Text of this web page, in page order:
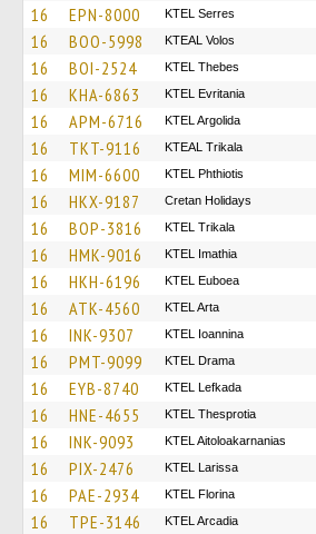
16 EPN-8000 KTEL Serres
16 BOO-5998 KTEAL Volos
16 BOI-2524 KTEL Thebes
16 KHA-6863 ΚΤΕL Evritania
16 APM-6716 KTEL Argolida
16 TKT-9116 KTEAL Trikala
16 MIM-6600 ΚΤΕL Phthiotis
16 HKX-9187 Cretan Holidays
16 BOP-3816 ΚΤΕL Τrikala
16 HMK-9016 KTEL Imathia
16 HKH-6196 ΚΤΕL Euboea
16 ATK-4560 KTEL Arta
16 INK-9307 KTEL Ioannina
16 PMT-9099 KTEL Drama
16 EYB-8740 KTEL Lefkada
16 HNE-4655 KTEL Thesprotia
16 INK-9093 KTEL Aitoloakarnanias
16 PIX-2476 KTEL Larissa
16 PAE-2934 KTEL Florina
16 TPE-3146 KTEL Arcadia